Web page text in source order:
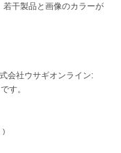
若干製品と画像のカラーが
会社ウサギオンライン:
す。
)